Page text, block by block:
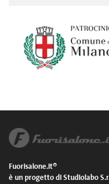
Fuorisalone.it®
è un progetto di Studiolabo